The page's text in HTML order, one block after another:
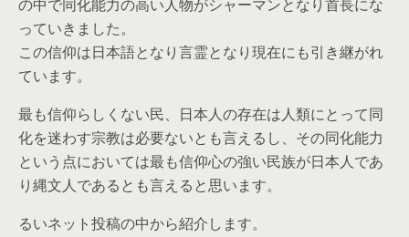
っていきました。
この信仰は日本語となり言霊となり現在にも引き継がれ
ています。
最も信仰らしくない民、日本人の存在は人類にとって同
化を迷わす宗教は必要ないとも言えるし、その同化能力
という点においては最も信仰心の強い民族が日本人であ
り縄文人であるとも言えると思います。
るいネット投稿の中から紹介します。